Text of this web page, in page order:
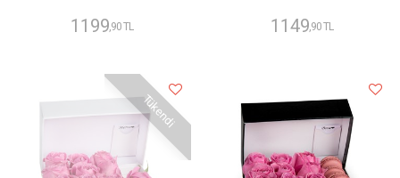
1199 ,90 TL 1149 ,90 TL
Tükendi